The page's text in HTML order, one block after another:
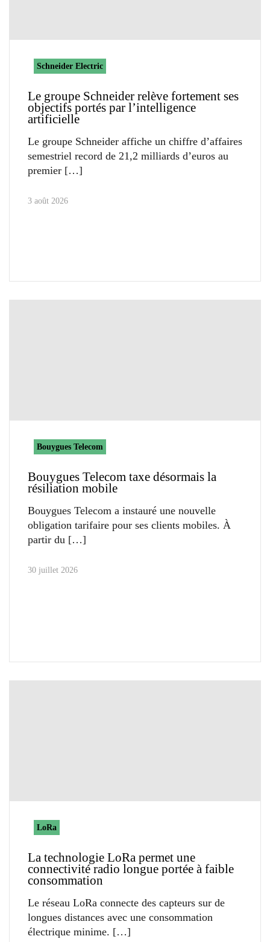
Schneider Electric
Le groupe Schneider relève fortement ses
objectifs portés par l’intelligence
artificielle
Le groupe Schneider affiche un chiffre d’affaires
semestriel record de 21,2 milliards d’euros au
premier
3 août 2026
Bouygues Telecom
Bouygues Telecom taxe désormais la
résiliation mobile
Bouygues Telecom a instauré une nouvelle
obligation tarifaire pour ses clients mobiles. À
partir du
30 juillet 2026
LoRa
La technologie LoRa permet une
connectivité radio longue portée à faible
consommation
Le réseau LoRa connecte des capteurs sur de
longues distances avec une consommation
électrique minime.